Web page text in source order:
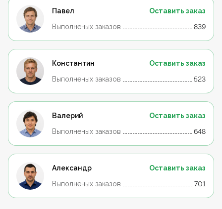
Павел
Оставить заказ
Выполненых заказов
839
Константин
Оставить заказ
Выполненых заказов
523
Валерий
Оставить заказ
Выполненых заказов
648
Александр
Оставить заказ
Выполненых заказов
701